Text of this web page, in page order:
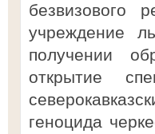
безвизового
учреждение
получении
открытие
геноцида